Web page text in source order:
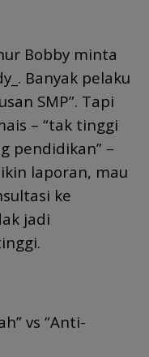
Bobby minta
Banyak pelaku
SMP”. Tapi
– “tak tinggi
pendidikan” –
laporan, mau
ke
jadi
vs “Anti-